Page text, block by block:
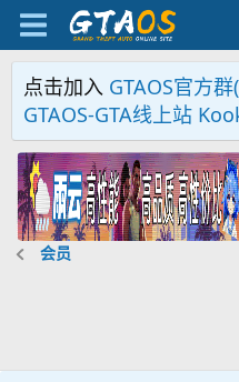
点击加入 GTAOS官方
GTAOS-GTA线上站
会员